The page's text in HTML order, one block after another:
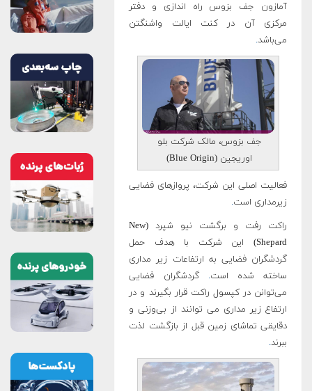
آمازون جف بزوس راه اندازی و دفتر
مرکزی آن در کنت ایالت واشنگتن
می‌باشد.
جف بزوس، مالک شرکت بلو
اوریجین (Blue Origin)
فعالیت اصلی این شرکت، پروازهای فضایی
زیرمداری است.
راکت رفت و برگشت نیو شپرد (New
Shepard) این شرکت با هدف حمل
گردشگران فضایی به ارتفاعات زیر مداری
ساخته شده است. گردشگران فضایی
می‌توانن در کپسول راکت قرار بگیرند و در
ارتفاع زیر مداری می توانند از بی‌وزنی و
دقایقی تماشای زمین قبل از بازگشت لذت
ببرند.